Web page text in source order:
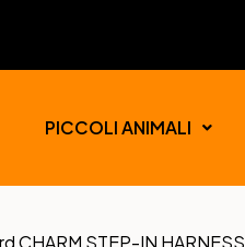
PICCOLI ANIMALI
CHARM STEP-IN HARNESS